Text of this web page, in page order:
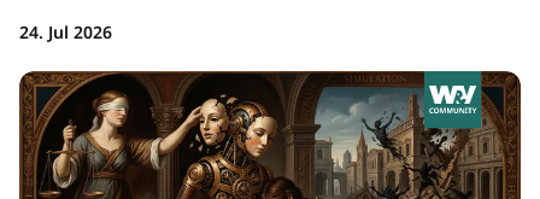
24. Jul 2026